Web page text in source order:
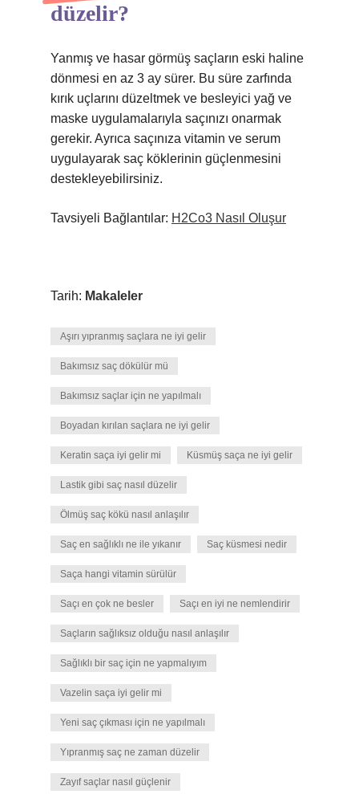
düzelir?
Yanmış ve hasar görmüş saçların eski haline
dönmesi en az 3 ay sürer. Bu süre zarfında
kırık uçlarını düzeltmek ve besleyici yağ ve
maske uygulamalarıyla saçınızı onarmak
gerekir. Ayrıca saçınıza vitamin ve serum
uygulayarak saç köklerinin güçlenmesini
destekleyebilirsiniz.
Tavsiyeli Bağlantılar: H2Co3 Nasıl Oluşur
Tarih: Makaleler
Aşırı yıpranmış saçlara ne iyi gelir
Bakımsız saç dökülür mü
Bakımsız saçlar için ne yapılmalı
Boyadan kırılan saçlara ne iyi gelir
Keratin saça iyi gelir mi Küsmüş saça ne iyi gelir
Lastik gibi saç nasıl düzelir
Ölmüş saç kökü nasıl anlaşılır
Saç en sağlıklı ne ile yıkanır Saç küsmesi nedir
Saça hangi vitamin sürülür
Saçı en çok ne besler Saçı en iyi ne nemlendirir
Saçların sağlıksız olduğu nasıl anlaşılır
Sağlıklı bir saç için ne yapmalıyım
Vazelin saça iyi gelir mi
Yeni saç çıkması için ne yapılmalı
Yıpranmış saç ne zaman düzelir
Zayıf saçlar nasıl güçlenir